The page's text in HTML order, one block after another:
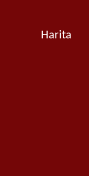
Harita